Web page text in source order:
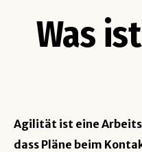
Was
Agilität ist eine
dass Pläne beim